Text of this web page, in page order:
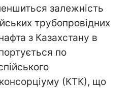
залежність
трубопровідних
з Казахстану в
по
(КТК), що